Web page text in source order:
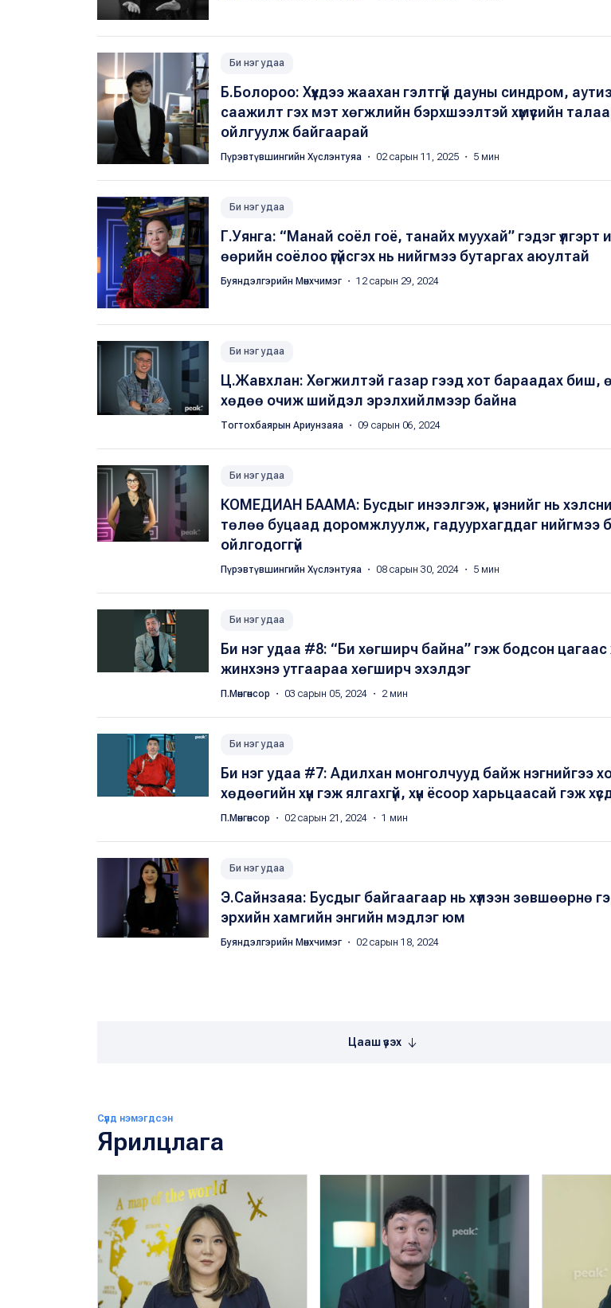
Би нэг удаа
Б.Болороо: Хүүхдээ жаахан гэлтгүй дауны синдром,
саажилт гэх мэт хөгжлийн бэрхшээлтэй хүмүүсийн
ойлгуулж байгаарай
Пүрэвтүвшингийн Хүслэнтуяа ・ 02 сарын 11, 2025 ・ 5 мин
Би нэг удаа
Г.Уянга: “Манай соёл гоё, танайх муухай” гэдэг үлгэрт
өөрийн соёлоо үгүйсгэх нь нийгмээ бутаргах аюултай
Буяндэлгэрийн Мөнхчимэг ・ 12 сарын 29, 2024
Би нэг удаа
Ц.Жавхлан: Хөгжилтэй газар гээд хот бараадах биш,
хөдөө очиж шийдэл эрэлхийлмээр байна
Тогтохбаярын Ариунзаяа ・ 09 сарын 06, 2024
Би нэг удаа
КОМЕДИАН БААМА: Бусдыг инээлгэж, үнэнийг нь
төлөө буцаад доромжлуулж, гадуурхагддаг нийгмээ
ойлгодоггүй
Пүрэвтүвшингийн Хүслэнтуяа ・ 08 сарын 30, 2024 ・ 5 мин
Би нэг удаа
Би нэг удаа #8: “Би хөгширч байна” гэж бодсон цагаас
жинхэнэ утгаараа хөгширч эхэлдэг
П.Мөнгөнсор ・ 03 сарын 05, 2024 ・ 2 мин
Би нэг удаа
Би нэг удаа #7: Адилхан монголчууд байж нэгнийгээ
хөдөөгийн хүн гэж ялгахгүй, хүн ёсоор харьцаасай гэж
П.Мөнгөнсор ・ 02 сарын 21, 2024 ・ 1 мин
Би нэг удаа
Э.Сайнзаяа: Бусдыг байгаагаар нь хүлээн зөвшөөрнө
эрхийн хамгийн энгийн мэдлэг юм
Буяндэлгэрийн Мөнхчимэг ・ 02 сарын 18, 2024
Цааш үзэх
Сүүлд нэмэгдсэн
Ярилцлага